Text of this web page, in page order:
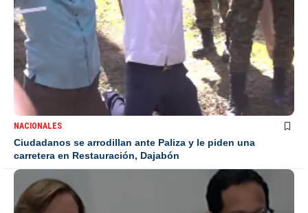
NACIONALES
Ciudadanos se arrodillan ante Paliza y le piden una
carretera en Restauración, Dajabón